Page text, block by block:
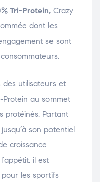
Tri-Protein, Crazy
dont les
se sont
des utilisateurs et
Protein au sommet
protéinés. Partant
son potentiel
croissance
il est
les sportifs